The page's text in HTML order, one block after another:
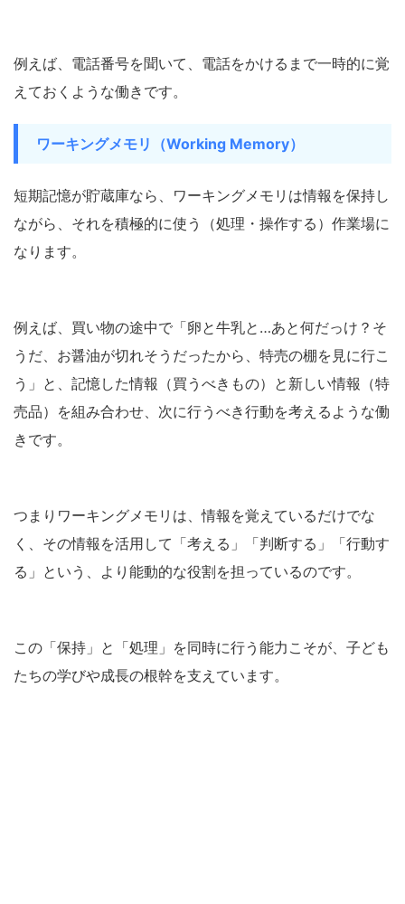
例えば、電話番号を聞いて、電話をかけるまで一時的に覚
えておくような働きです。
ワーキングメモリ（Working Memory）
短期記憶が貯蔵庫なら、ワーキングメモリは情報を保持し
ながら、それを積極的に使う（処理・操作する）作業場に
なります。
例えば、買い物の途中で「卵と牛乳と…あと何だっけ？そ
うだ、お醤油が切れそうだったから、特売の棚を見に行こ
う」と、記憶した情報（買うべきもの）と新しい情報（特
売品）を組み合わせ、次に行うべき行動を考えるような働
きです。
つまりワーキングメモリは、情報を覚えているだけでな
く、その情報を活用して「考える」「判断する」「行動す
る」という、より能動的な役割を担っているのです。
この「保持」と「処理」を同時に行う能力こそが、子ども
たちの学びや成長の根幹を支えています。